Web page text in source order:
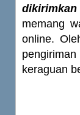
memang
online.
keraguan